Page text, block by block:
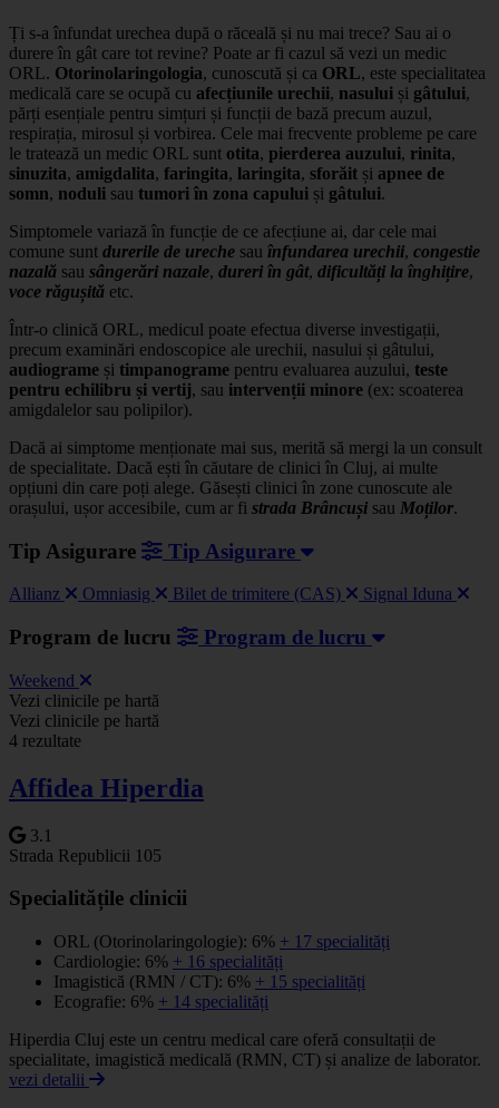
Ți s-a înfundat urechea după o răceală și nu mai trece? Sau ai o
durere în gât care tot revine? Poate ar fi cazul să vezi un medic
ORL. Otorinolaringologia, cunoscută și ca ORL, este specialitatea
medicală care se ocupă cu afecțiunile urechii, nasului și gâtului,
părți esențiale pentru simțuri și funcții de bază precum auzul,
respirația, mirosul și vorbirea. Cele mai frecvente probleme pe care
le tratează un medic ORL sunt otita, pierderea auzului, rinita,
sinuzita, amigdalita, faringita, laringita, sforăit și apnee de
somn, noduli sau tumori în zona capului și gâtului.
Simptomele variază în funcție de ce afecțiune ai, dar cele mai
comune sunt durerile de ureche sau înfundarea urechii, congestie
nazală sau sângerări nazale, dureri în gât, dificultăți la înghițire,
voce răgușită etc.
Într-o clinică ORL, medicul poate efectua diverse investigații,
precum examinări endoscopice ale urechii, nasului și gâtului,
audiograme și timpanograme pentru evaluarea auzului, teste
pentru echilibru și vertij, sau intervenții minore (ex: scoaterea
amigdalelor sau polipilor).
Dacă ai simptome menționate mai sus, merită să mergi la un consult
de specialitate. Dacă ești în căutare de clinici în Cluj, ai multe
opțiuni din care poți alege. Găsești clinici în zone cunoscute ale
orașului, ușor accesibile, cum ar fi strada Brâncuși sau Moților.
Tip Asigurare Tip Asigurare
Allianz Omniasig Bilet de trimitere (CAS) Signal Iduna
Program de lucru Program de lucru
Weekend
+
−
Vezi clinicile pe hartă
Vezi clinicile pe hartă
4 rezultate
Affidea Hiperdia
3.1
Strada Republicii 105
Specialitățile clinicii
ORL (Otorinolaringologie): 6% + 17 specialități
Cardiologie: 6% + 16 specialități
Imagistică (RMN / CT): 6% + 15 specialități
Ecografie: 6% + 14 specialități
Hiperdia Cluj este un centru medical care oferă consultații de
specialitate, imagistică medicală (RMN, CT) și analize de laborator.
vezi detalii